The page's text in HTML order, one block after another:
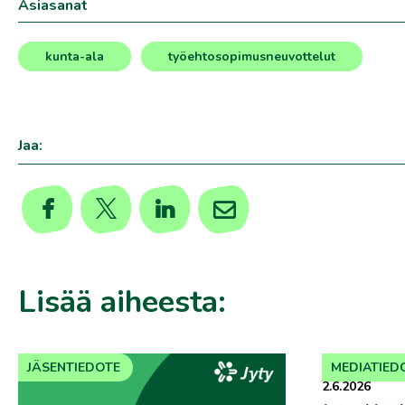
Asiasanat
kunta-ala työehtosopimusneuvottelut
Jaa:
Lisää aiheesta:
JÄSENTIEDOTE
2.6.2026